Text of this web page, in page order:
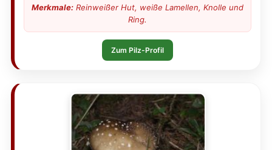
Merkmale: Reinweißer Hut, weiße Lamellen, Knolle und
Ring.
Zum Pilz-Profil